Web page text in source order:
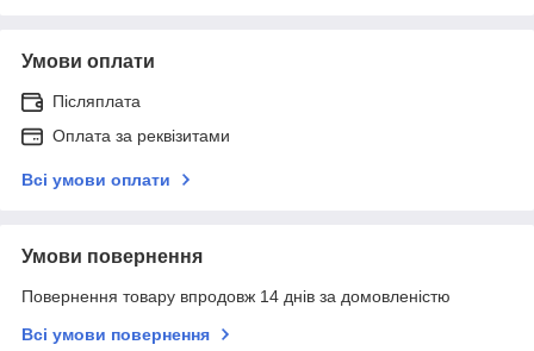
Умови оплати
Післяплата
Оплата за реквізитами
Всі умови оплати
Умови повернення
Повернення товару впродовж 14 днів за домовленістю
Всі умови повернення